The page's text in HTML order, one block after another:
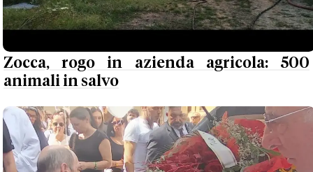
Zocca, rogo in azienda agricola: 500
animali in salvo